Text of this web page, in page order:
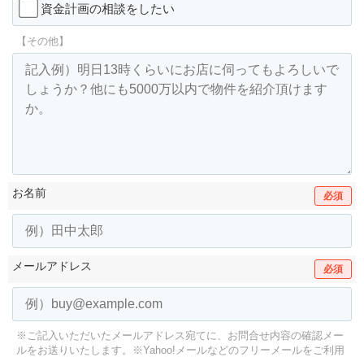
資金計画の相談をしたい
【その他】
お名前 必須
メールアドレス 必須
※ご記入いただいたメールアドレス宛てに、お問合せ内容の確認メー
ルをお送りいたします。
※Yahoo!メールなどのフリーメールをご利用